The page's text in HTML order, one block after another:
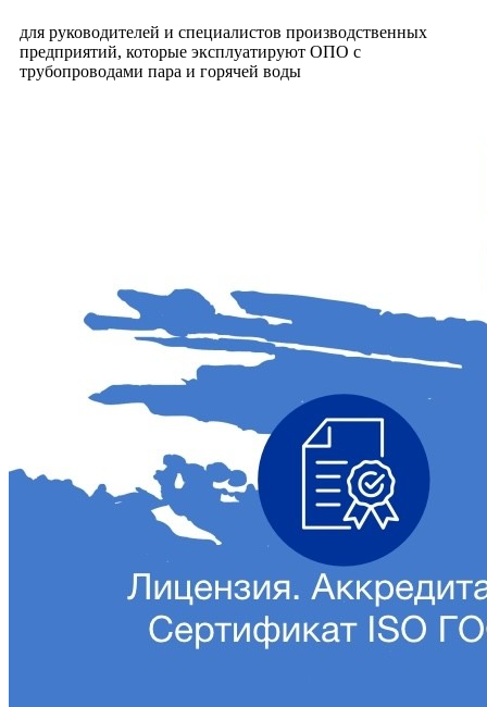
для руководителей и специалистов производственных
предприятий, которые эксплуатируют ОПО с
трубопроводами пара и горячей воды